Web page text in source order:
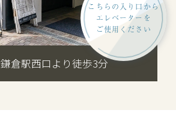
こちらの入り口から
エレベーターを
ご使用ください
鎌倉駅西口より徒歩3分